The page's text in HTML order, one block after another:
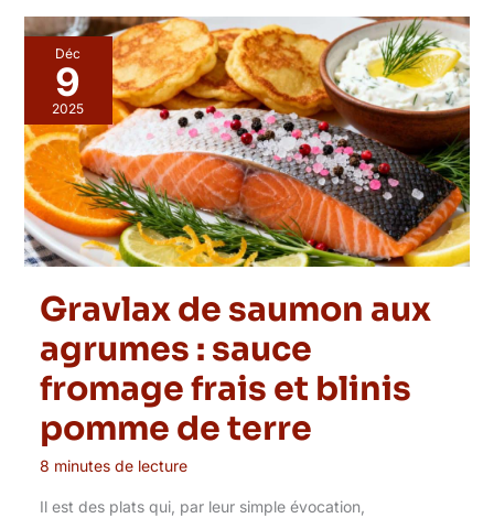
Déc
9
2025
Gravlax de saumon aux
agrumes : sauce
fromage frais et blinis
pomme de terre
8 minutes de lecture
Il est des plats qui, par leur simple évocation,